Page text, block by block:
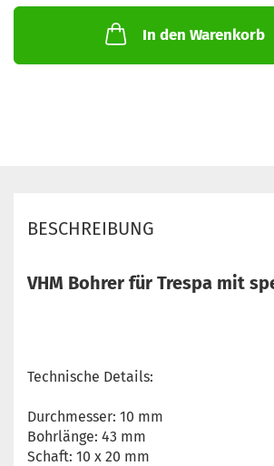
In den Warenkorb
BESCHREIBUNG
VHM Bohrer für Trespa mit
Technische Details:
Durchmesser: 10 mm
Bohrlänge: 43 mm
Schaft: 10 x 20 mm